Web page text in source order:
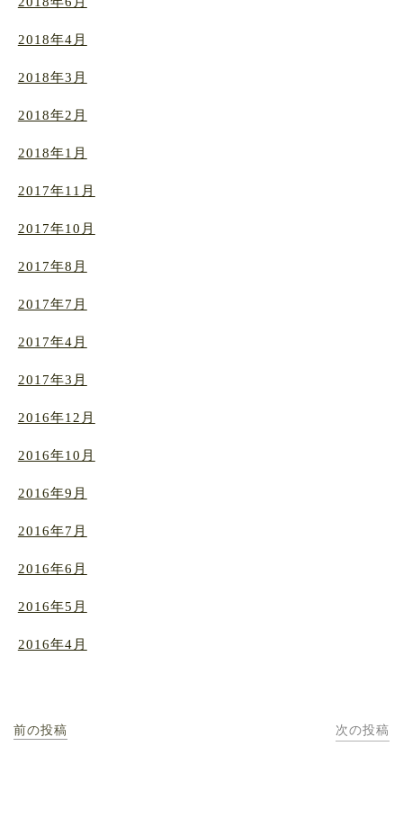
2018年4月
2018年3月
2018年2月
2018年1月
2017年11月
2017年10月
2017年8月
2017年7月
2017年4月
2017年3月
2016年12月
2016年10月
2016年9月
2016年7月
2016年6月
2016年5月
2016年4月
前の投稿 次の投稿